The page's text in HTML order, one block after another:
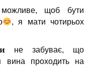
щоб бути
, я мати чотирьох
не забуває, що
вина проходить на